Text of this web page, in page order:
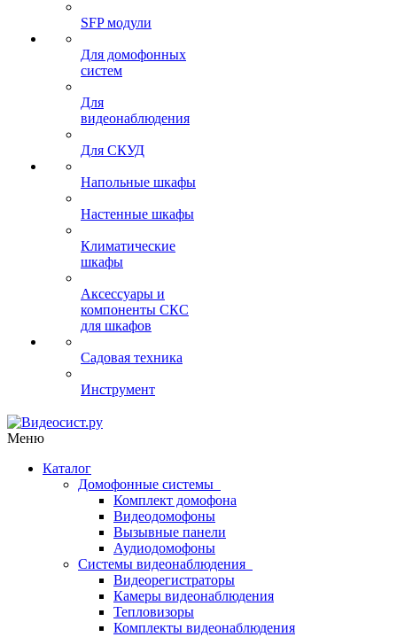
SFP модули
Для домофонных
систем
Для
видеонаблюдения
Для СКУД
Напольные шкафы
Настенные шкафы
Климатические
шкафы
Аксессуары и
компоненты СКС
для шкафов
Садовая техника
Инструмент
Меню
Каталог
Домофонные системы
Комплект домофона
Видеодомофоны
Вызывные панели
Аудиодомофоны
Системы видеонаблюдения
Видеорегистраторы
Камеры видеонаблюдения
Тепловизоры
Комплекты видеонаблюдения